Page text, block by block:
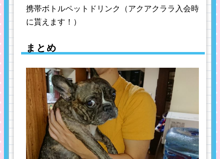
携帯ボトルペットドリンク（アクアクララ入会時
に貰えます！）
まとめ